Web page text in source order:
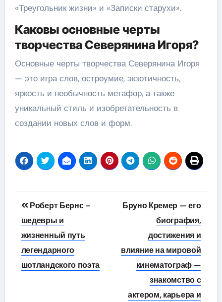
«Треугольник жизни» и «Записки старухи».
Каковы основные черты
творчества Северянина Игоря?
Основные черты творчества Северянина Игоря
— это игра слов, остроумие, экзотичность,
яркость и необычность метафор, а также
уникальный стиль и изобретательность в
создании новых слов и форм.
Навигация
по
записям
Роберт Бернс –
шедевры и
жизненный путь
легендарного
шотландского поэта
Бруно Кремер — его
биография,
достижения и
влияние на мировой
кинематограф —
знакомство с
актером, карьера и